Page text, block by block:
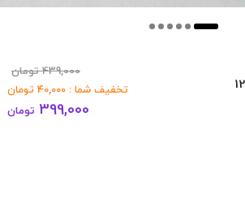
439,000تومان
تخفیف شما : 40,000 تومان
399,000 تومان